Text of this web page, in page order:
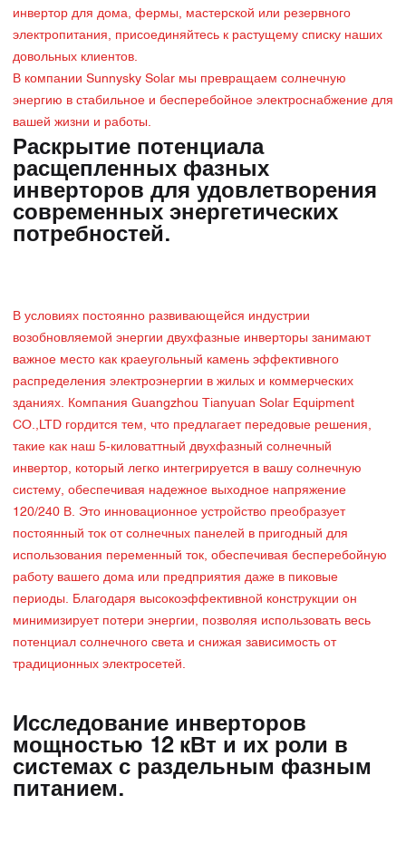
инвертор для дома, фермы, мастерской или резервного
электропитания, присоединяйтесь к растущему списку наших
довольных клиентов.
В компании Sunnysky Solar мы превращаем солнечную
энергию в стабильное и бесперебойное электроснабжение для
вашей жизни и работы.
Раскрытие потенциала
расщепленных фазных
инверторов для удовлетворения
современных энергетических
потребностей.
В условиях постоянно развивающейся индустрии
возобновляемой энергии двухфазные инверторы занимают
важное место как краеугольный камень эффективного
распределения электроэнергии в жилых и коммерческих
зданиях. Компания Guangzhou Tianyuan Solar Equipment
CO.,LTD гордится тем, что предлагает передовые решения,
такие как наш 5-киловаттный двухфазный солнечный
инвертор, который легко интегрируется в вашу солнечную
систему, обеспечивая надежное выходное напряжение
120/240 В. Это инновационное устройство преобразует
постоянный ток от солнечных панелей в пригодный для
использования переменный ток, обеспечивая бесперебойную
работу вашего дома или предприятия даже в пиковые
периоды. Благодаря высокоэффективной конструкции он
минимизирует потери энергии, позволяя использовать весь
потенциал солнечного света и снижая зависимость от
традиционных электросетей.
Исследование инверторов
мощностью 12 кВт и их роли в
системах с раздельным фазным
питанием.